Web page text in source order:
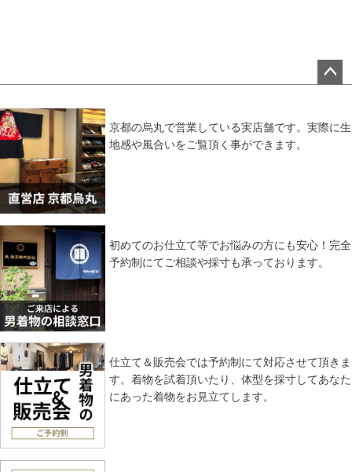
ップ
京都の烏丸で営業している実店舗です。実際に生
地感や風合いをご覧頂く事ができます。
初めてのお仕立て等でお悩みの方にも安心！完全
予約制にてご相談や採寸も承っております。
仕立て＆販売会では予約制にて対応させて頂きま
す。着物を試着頂いたり、体型を採寸してあなた
にあった着物をお見立てします。